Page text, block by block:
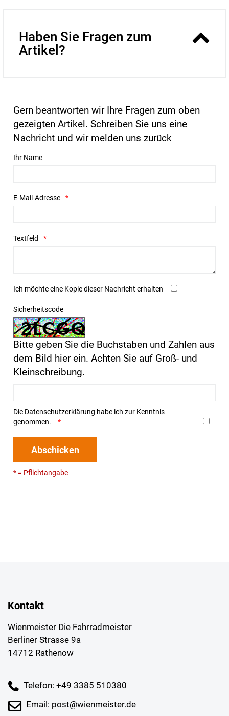
Haben Sie Fragen zum
Artikel?
Gern beantworten wir Ihre Fragen zum oben
gezeigten Artikel. Schreiben Sie uns eine
Nachricht und wir melden uns zurück
Ihr Name
E-Mail-Adresse
Textfeld
Ich möchte eine Kopie dieser Nachricht erhalten
Sicherheitscode
Bitte geben Sie die Buchstaben und Zahlen aus
dem Bild hier ein. Achten Sie auf Groß- und
Kleinschreibung.
Die Datenschutzerklärung habe ich zur Kenntnis
genommen.
Abschicken
* = Pflichtangabe
Kontakt
Wienmeister Die Fahrradmeister
Berliner Strasse 9a
14712 Rathenow
Telefon: +49 3385 510380
Email: post@wienmeister.de